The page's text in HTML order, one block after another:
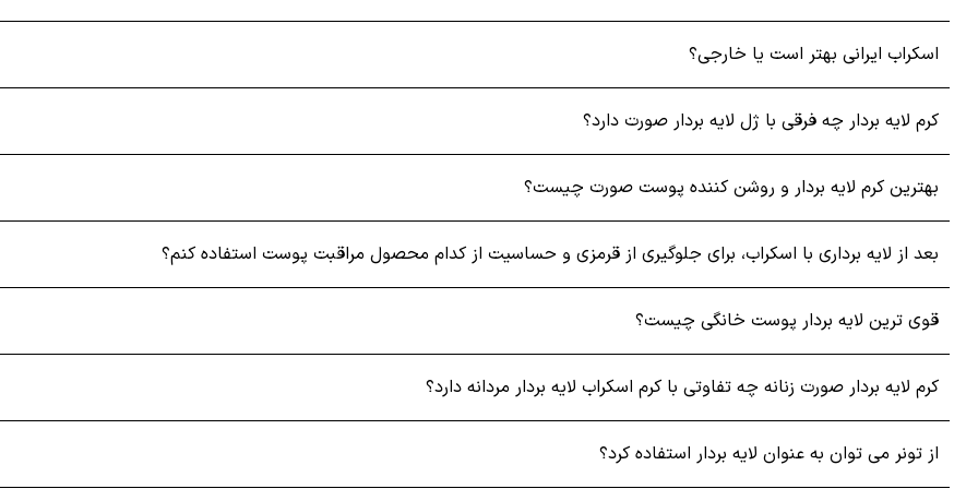
اسکراب‌ها از ذرات فیزیکی مانند شکر، نمک یا دانه‌های ریز میوه تشکیل شده‌اند که با حرکت دایره‌ای روی پوست، سلول‌های مرده
ژل لایه بردار
کنترل چربی پوست پوست صاف به وجود می‌آورند.
از دیکر انواع لایه بردار ها، کرم ها هستند که معمولاً شامل ترکیبات ملایم‌ تری مانند اسید گلیکولیک یا اسید لاکتیک هستند و
محصولات مراقبت پوستی محسوب می شوند.
اسکراب ایرانی بهتر است یا خارجی؟
کرم لایه بردار چه فرقی با ژل لایه بردار صورت دارد؟
بهترین کرم لایه بردار و روشن کننده پوست صورت چیست؟
بعد از لایه برداری با اسکراب، برای جلوگیری از قرمزی و حساسیت از کدام محصول مراقبت پوست استفاده کنم؟
قوی ترین لایه بردار پوست خانگی چیست؟
کرم لایه بردار صورت زنانه چه تفاوتی با کرم اسکراب لایه بردار مردانه دارد؟
از تونر می توان به عنوان لایه بردار استفاده کرد؟